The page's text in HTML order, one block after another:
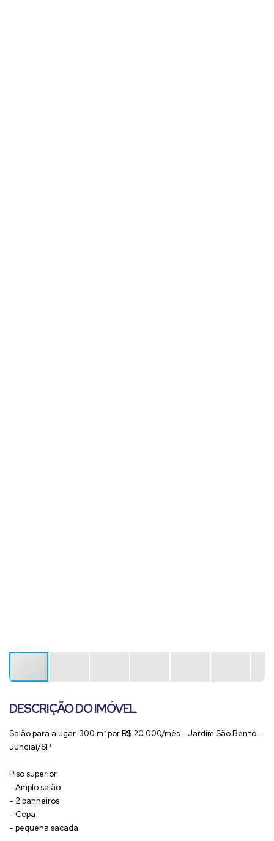
DESCRIÇÃO DO IMÓVEL
Salão para alugar, 300 m² por R$ 20.000/mês - Jardim São Bento -
Jundiaí/SP
Piso superior
- Amplo salão
- 2 banheiros
- Copa
- pequena sacada